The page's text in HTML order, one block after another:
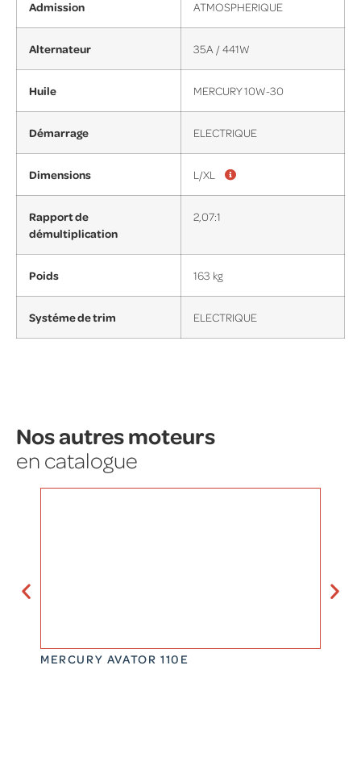
Admission ATMOSPHERIQUE
Alternateur 35A / 441W
Huile MERCURY 10W-30
Démarrage ELECTRIQUE
Dimensions L/XL
Rapport de
démultiplication
2,07:1
Poids 163 kg
Systéme de trim ELECTRIQUE
Nos autres moteurs
en catalogue
MERCURY AVATOR 110E